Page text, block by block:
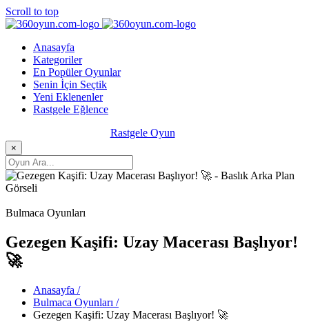
Scroll to top
Anasayfa
Kategoriler
En Popüler Oyunlar
Senin İçin Seçtik
Yeni Eklenenler
Rastgele Eğlence
Rastgele Oyun
×
Bulmaca Oyunları
Gezegen Kaşifi: Uzay Macerası Başlıyor!
🚀
Anasayfa /
Bulmaca Oyunları /
Gezegen Kaşifi: Uzay Macerası Başlıyor! 🚀